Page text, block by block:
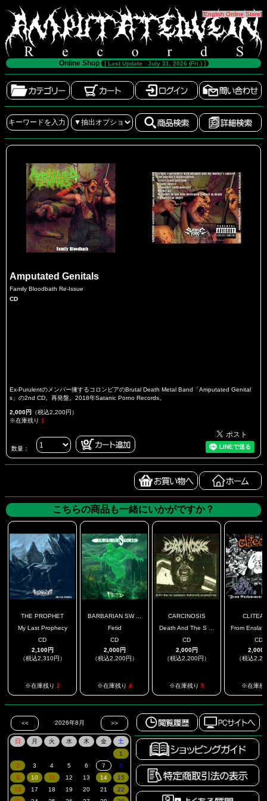
[English Online Store]
Online Shop [ Last Update : July 31, 2026 (Fri.) ]
Amputated Genitals
Family Bloodbath Re-Issue
CD
Ex-Purulentのメンバー擁するコロンビアのBrutal Death Metal Band「Amputated Genital
s」の2nd CD。再発盤。2018年Satanic Porno Records。
2,000円 （税込2,200円）
※在庫残り 1
数量：
こちらの商品も一緒にいかがですか？
THE PROPHET
My Last Prophecy
CD
2,100円
（税込2,310円）
※在庫残り 2
BARBARIAN SW ...
Fetid
CD
2,000円
（税込2,200円）
※在庫残り 4
CARCINOSIS
Death And The S ...
CD
2,000円
（税込2,200円）
※在庫残り 5
From
CD
2,000
（税込
※在庫残